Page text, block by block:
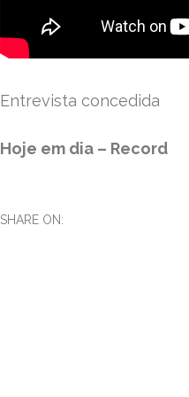
Entrevista concedida
Hoje em dia – Record
SHARE ON: